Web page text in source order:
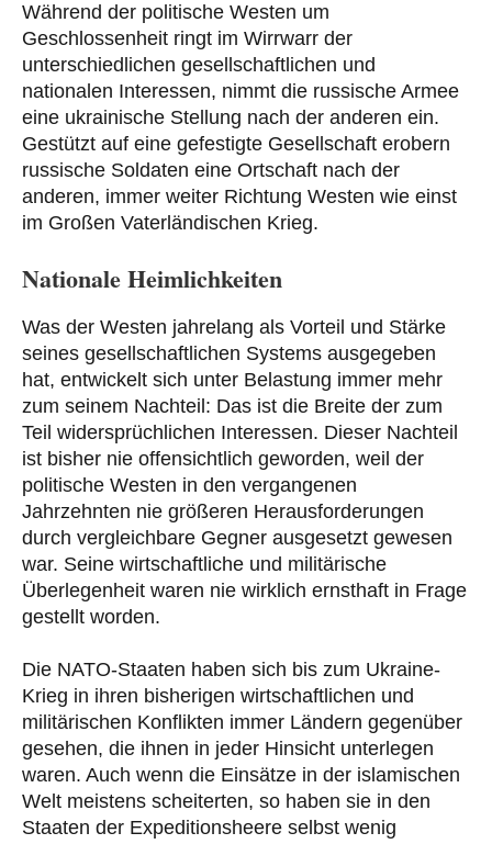
Während der politische Westen um
Geschlossenheit ringt im Wirrwarr der
unterschiedlichen gesellschaftlichen und
nationalen Interessen, nimmt die russische Armee
eine ukrainische Stellung nach der anderen ein.
Gestützt auf eine gefestigte Gesellschaft erobern
russische Soldaten eine Ortschaft nach der
anderen, immer weiter Richtung Westen wie einst
im Großen Vaterländischen Krieg.
Nationale Heimlichkeiten
Was der Westen jahrelang als Vorteil und Stärke
seines gesellschaftlichen Systems ausgegeben
hat, entwickelt sich unter Belastung immer mehr
zum seinem Nachteil: Das ist die Breite der zum
Teil widersprüchlichen Interessen. Dieser Nachteil
ist bisher nie offensichtlich geworden, weil der
politische Westen in den vergangenen
Jahrzehnten nie größeren Herausforderungen
durch vergleichbare Gegner ausgesetzt gewesen
war. Seine wirtschaftliche und militärische
Überlegenheit waren nie wirklich ernsthaft in Frage
gestellt worden.
Die NATO-Staaten haben sich bis zum Ukraine-
Krieg in ihren bisherigen wirtschaftlichen und
militärischen Konflikten immer Ländern gegenüber
gesehen, die ihnen in jeder Hinsicht unterlegen
waren. Auch wenn die Einsätze in der islamischen
Welt meistens scheiterten, so haben sie in den
Staaten der Expeditionsheere selbst wenig